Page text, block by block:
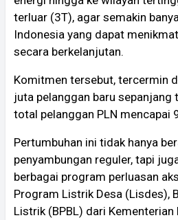
terluar (3T), agar semakin
Indonesia yang dapat
secara berkelanjutan.
Komitmen tersebut, tercermin
juta pelanggan baru sepanjang
total pelanggan PLN mencapai
Pertumbuhan ini tidak hanya
penyambungan reguler, tapi
berbagai program perluasan
Program Listrik Desa (Lisdes),
Listrik (BPBL) dari Kementerian